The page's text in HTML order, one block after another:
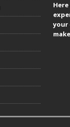
your